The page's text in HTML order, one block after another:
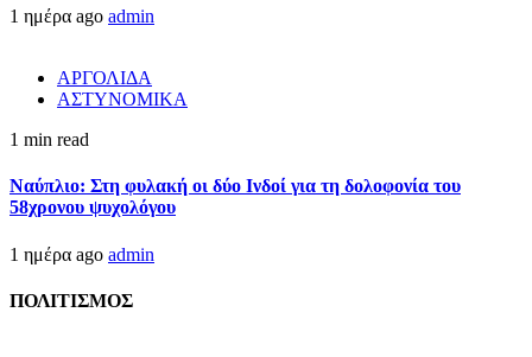
1 ημέρα ago admin
ΑΡΓΟΛΙΔΑ
ΑΣΤΥΝΟΜΙΚΑ
1 min read
Ναύπλιο: Στη φυλακή οι δύο Ινδοί για τη δολοφονία του
58χρονου ψυχολόγου
1 ημέρα ago admin
ΠΟΛΙΤΙΣΜΟΣ